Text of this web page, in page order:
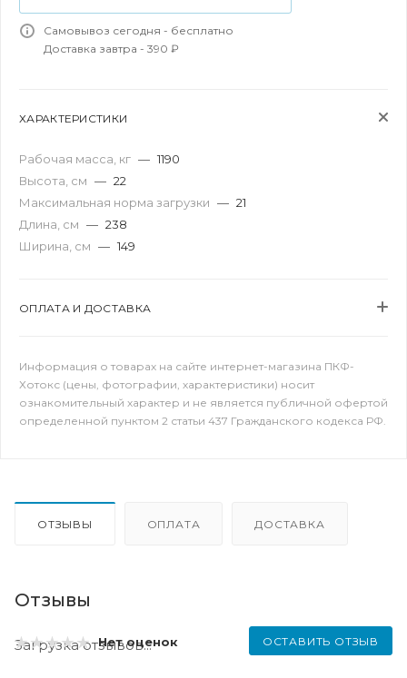
Самовывоз сегодня - бесплатно
Доставка завтра - 390 ₽
ХАРАКТЕРИСТИКИ
Рабочая масса, кг — 1190
Высота, см — 22
Максимальная норма загрузки — 21
Длина, см — 238
Ширина, см — 149
ОПЛАТА И ДОСТАВКА
Информация о товарах на сайте интернет-магазина ПКФ-
Хотокс (цены, фотографии, характеристики) носит
ознакомительный характер и не является публичной офертой
определенной пунктом 2 статьи 437 Гражданского кодекса РФ.
ОТЗЫВЫ ОПЛАТА ДОСТАВКА
Отзывы
Нет оценок ОСТАВИТЬ ОТЗЫВ
Загрузка отзывов...